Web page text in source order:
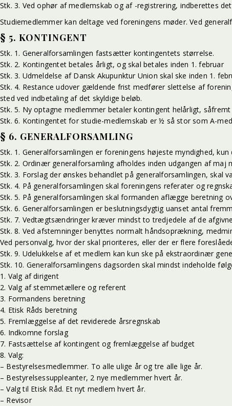
Stk. 3. Ved ophør af medlemskab og af -registrering, indberettes
Studiemedlemmer kan deltage ved foreningens møder. Ved
§ 5. KONTINGENT
Stk. 1. Generalforsamlingen fastsætter kontingentets størrelse.
Stk. 2. Kontingentet betales årligt, og skal betales inden 1. februar
Stk. 3. Udmeldelse af Dansk Akupunktur Union skal ske inden 1.
Stk. 4. Restance udover gældende frist medfører slettelse af
sted ved indbetaling af det skyldige beløb.
Stk. 5. Ny optagne medlemmer betaler kontingent helårligt,
Stk. 6. Kontingentet for studie-medlemskab er ½ så stor som A-
§ 6. GENERALFORSAMLING
Stk. 1. Generalforsamlingen er foreningens højeste myndighed,
Stk. 2. Ordinær generalforsamling afholdes inden udgangen af maj
Stk. 3. Forslag der ønskes behandlet på generalforsamlingen,
Stk. 4. På generalforsamlingen skal foreningens referater og
Stk. 5. På generalforsamlingen skal formanden aflægge beretning
Stk. 6. Generalforsamlingen er beslutningsdygtig uanset antal
Stk. 7. Vedtægtsændringer kræver mindst to tredjedele af de
Stk. 8. Ved afstemninger benyttes normalt håndsoprækning,
Ved personvalg, hvor der skal prioriteres, eller der er flere
Stk. 9. Udelukkelse af et medlem kan kun ske på ekstraordinær
Stk. 10. Generalforsamlingens dagsorden skal mindst indeholde
1. Valg af dirigent
2. Valg af stemmetællere og referent
3. Formandens beretning
4. Etisk Råds beretning
5. Fremlæggelse af det reviderede årsregnskab
6. Indkomne forslag
7. Fastsættelse af kontingent og fremlæggelse af budget
8. Valg:
– Bestyrelsesmedlemmer. To alle ulige år og tre alle lige år.
– Bestyrelsessuppleanter, 2 nye medlemmer hvert år.
– Valg til Etisk Råd. Et nyt medlem hvert år.
– Revisor